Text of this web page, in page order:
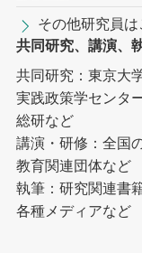
その他研究員は
共同研究、講演、
共同研究：東京大
実践政策学センタ
総研など
講演・研修：全国
教育関連団体など
執筆：研究関連書
各種メディアなど